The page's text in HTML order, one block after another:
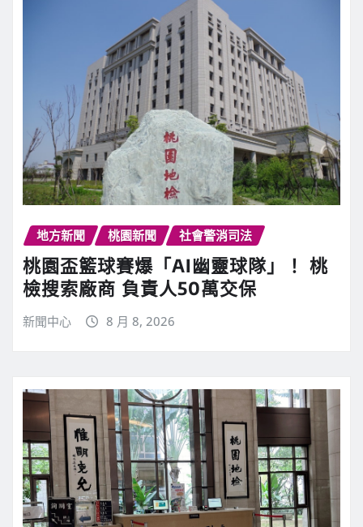
地方新聞 桃園新聞 社會警消司法
桃園盃籃球賽爆「AI幽靈球隊」！ 桃
檢搜索廠商 負責人50萬交保
新聞中心 8 月 8, 2026